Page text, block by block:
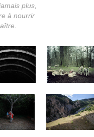
plus,
à nourrir